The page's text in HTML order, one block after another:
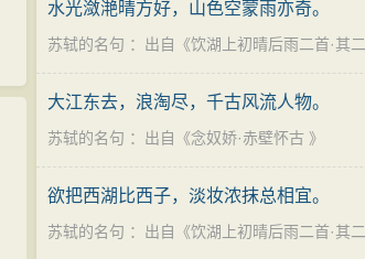
水光潋滟晴方好，山色空蒙雨亦奇。
苏轼的名句 ：出自《饮湖上初晴后雨二首·其二
大江东去，浪淘尽，千古风流人物。
苏轼的名句 ：出自《念奴娇·赤壁怀古 》
欲把西湖比西子，淡妆浓抹总相宜。
苏轼的名句 ：出自《饮湖上初晴后雨二首·其二